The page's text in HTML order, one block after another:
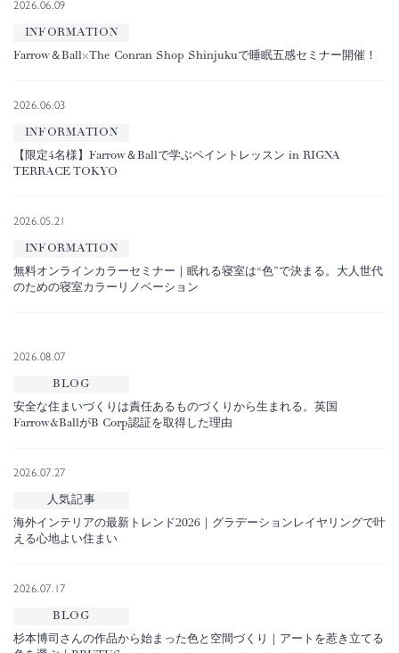
2026.06.09
INFORMATION
Farrow＆Ball×The Conran Shop Shinjukuで睡眠五感セミナー開催！
2026.06.03
INFORMATION
【限定4名様】Farrow＆Ballで学ぶペイントレッスン in RIGNA
TERRACE TOKYO
2026.05.21
INFORMATION
無料オンラインカラーセミナー｜眠れる寝室は“色”で決まる。大人世代
のための寝室カラーリノベーション
2026.08.07
BLOG
安全な住まいづくりは責任あるものづくりから生まれる。英国
Farrow&BallがB Corp認証を取得した理由
2026.07.27
人気記事
海外インテリアの最新トレンド2026｜グラデーションレイヤリングで叶
える心地よい住まい
2026.07.17
BLOG
杉本博司さんの作品から始まった色と空間づくり｜アートを惹き立てる